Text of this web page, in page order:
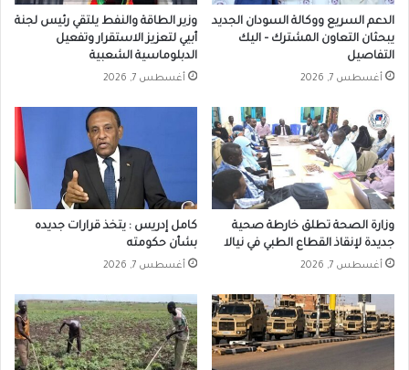
الدعم السريع ووكالة السودان الجديد
يبحثان التعاون المشترك – اليك
التفاصيل
أغسطس 7, 2026
وزير الطاقة والنفط يلتقي رئيس لجنة
أبيي لتعزيز الاستقرار وتفعيل
الدبلوماسية الشعبية
أغسطس 7, 2026
وزارة الصحة تطلق خارطة صحية
جديدة لإنقاذ القطاع الطبي في نيالا
أغسطس 7, 2026
كامل إدريس : يتخذ قرارات جديده
بشأن حكومته
أغسطس 7, 2026